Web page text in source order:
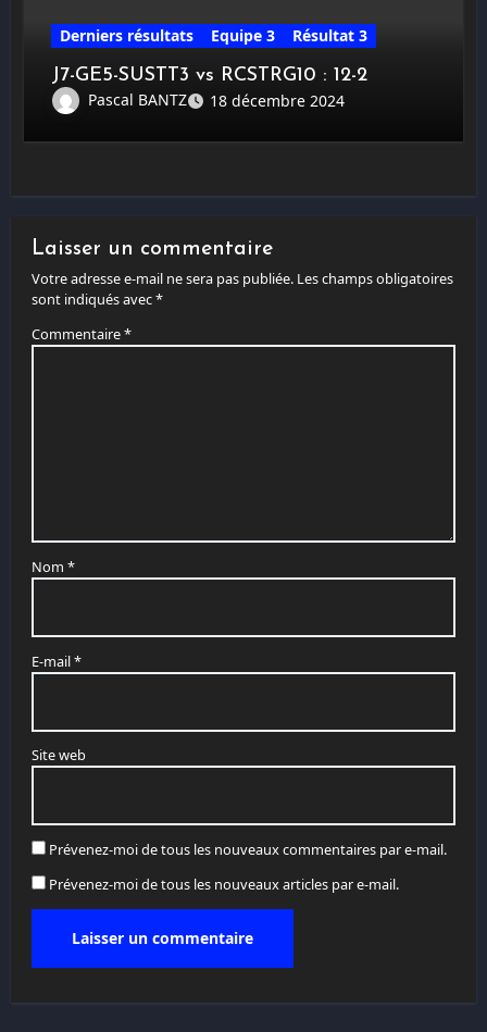
Derniers résultats Equipe 3
Résultat 3
J7-GE5-SUSTT3 vs RCSTRG10 : 12-2
Pascal BANTZ
18 décembre 2024
Laisser un commentaire
Votre adresse e-mail ne sera pas publiée. Les champs obligatoires
sont indiqués avec*
Commentaire*
Nom *
E-mail*
Site web
Prévenez-moi de tous les nouveaux commentaires par e-mail.
Prévenez-moi de tous les nouveaux articles par e-mail.